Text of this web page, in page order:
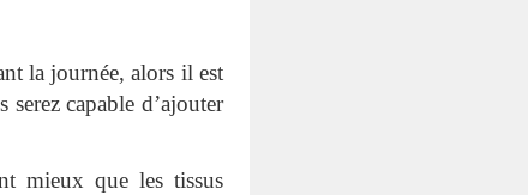
la journée, alors il est
capable d’ajouter
mieux que les tissus